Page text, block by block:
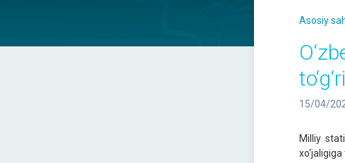
Asosiy
15/04/
Milliy